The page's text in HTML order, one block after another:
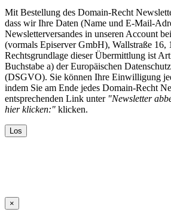
Mit Bestellung des Domain-Recht
dass wir Ihre Daten (Name und E-Mail-
Newsletterversandes in unseren Account
(vormals Episerver GmbH), Wallstraße 16,
Rechtsgrundlage dieser Übermittlung ist
Buchstabe a) der Europäischen
(DSGVO). Sie können Ihre Einwilligung
indem Sie am Ende jedes Domain-Recht
entsprechenden Link unter "Newsletter
hier klicken:" klicken.
×